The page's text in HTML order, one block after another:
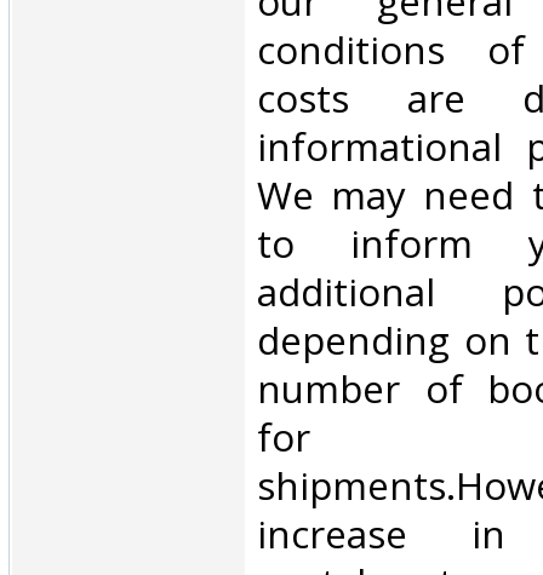
conditions of
costs are
informational
We may need
to inform
additional
depending on
number of
for
increase in